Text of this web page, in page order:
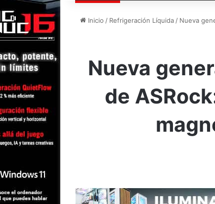
Inicio / Refrigeración Líquida / Nueva
Nueva
de